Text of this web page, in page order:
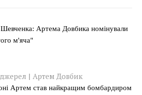
Артема Довбика номінували
м'яча"
| Артем Довбик
Артем став найкращим бомбардиром